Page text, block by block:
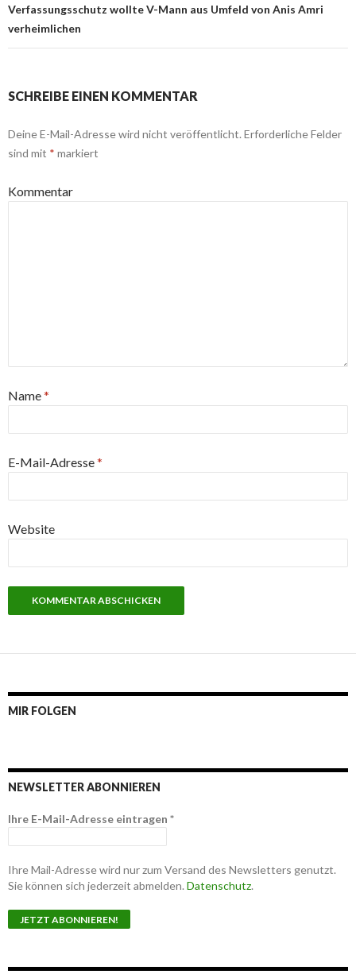
Verfassungsschutz wollte V-Mann aus Umfeld von Anis Amri
verheimlichen
SCHREIBE EINEN KOMMENTAR
Deine E-Mail-Adresse wird nicht veröffentlicht. Erforderliche Felder
sind mit * markiert
Kommentar
Name*
E-Mail-Adresse*
Website
MIR FOLGEN
NEWSLETTER ABONNIEREN
Ihre E-Mail-Adresse eintragen *
Ihre Mail-Adresse wird nur zum Versand des Newsletters genutzt.
Sie können sich jederzeit abmelden. Datenschutz.